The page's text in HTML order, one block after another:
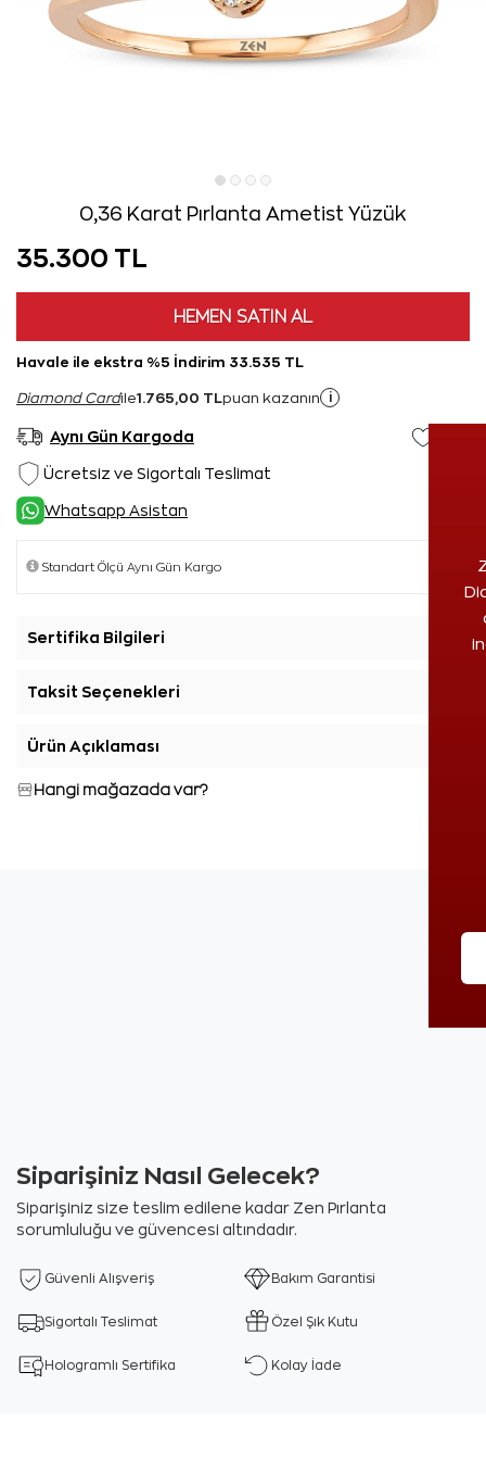
0,36 Karat Pırlanta Ametist Yüzük
35.300 TL
HEMEN SATIN AL
Havale ile ekstra %5 İndirim 33.535 TL
Diamond Cardile1.765,00 TL puan kazanın i
Aynı Gün Kargoda
Ücretsiz ve Sigortalı Teslimat
Whatsapp Asistan
Sertifika Bilgileri
Taksit Seçenekleri
Ürün Açıklaması
Hangi mağazada var?
Siparişiniz Nasıl Gelecek?
Siparişiniz size teslim edilene kadar Zen Pırlanta
sorumluluğu ve güvencesi altındadır.
Güvenli Alışveriş Bakım Garantisi
Sigortalı Teslimat Özel Şık Kutu
Hologramlı Sertifika Kolay İade